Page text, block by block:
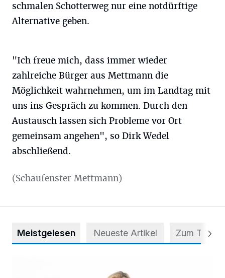
schmalen Schotterweg nur eine notdürftige
Alternative geben.
"Ich freue mich, dass immer wieder
zahlreiche Bürger aus Mettmann die
Möglichkeit wahrnehmen, um im Landtag mit
uns ins Gespräch zu kommen. Durch den
Austausch lassen sich Probleme vor Ort
gemeinsam angehen", so Dirk Wedel
abschließend.
(Schaufenster Mettmann)
Meistgelesen Neueste Artikel Zum Thema